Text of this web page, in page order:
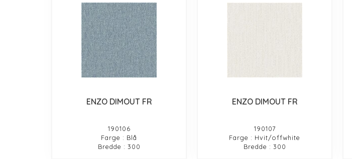
ENZO DIMOUT FR
190106
Farge : Blå
Bredde : 300
ENZO DIMOUT FR
190107
Farge : Hvit/offwhite
Bredde : 300